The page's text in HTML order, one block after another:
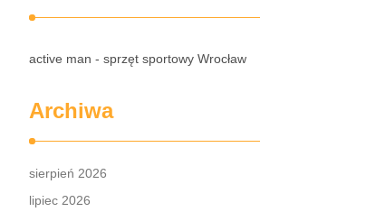
active man - sprzęt sportowy Wrocław
Archiwa
sierpień 2026
lipiec 2026